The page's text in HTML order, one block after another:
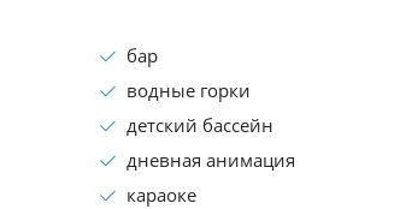
бар
водные горки
детский бассейн
дневная анимация
караоке